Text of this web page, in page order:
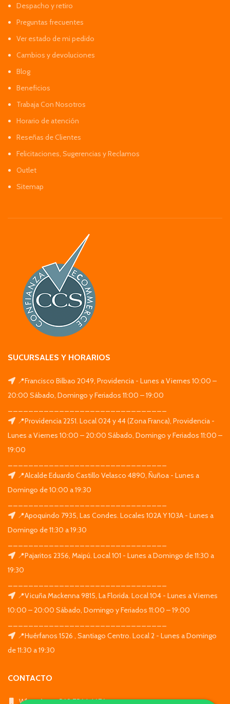
Despacho y retiro
Preguntas frecuentes
Ver estado de mi pedido
Cambios y devoluciones
Blog
Beneficios
Trabaja Con Nosotros
Horario de atención
Reseñas de Clientes
Felicitaciones, Sugerencias y Reclamos
Outlet
Sitemap
SUCURSALES Y HORARIOS
📍Francisco Bilbao 2049, Providencia - Lunes a Viernes 10:00 –
20:00 Sábado, Domingo y Feriados 11:00 – 19:00
📍Providencia 2251. Local 024 y 44 (Zona Franca), Providencia -
Lunes a Viernes 10:00 – 20:00 Sábado, Domingo y Feriados 11:00 –
19:00
📍Alcalde Eduardo Castillo Velasco 4890, Ñuñoa - Lunes a
Domingo de 10:00 a 19:30
📍Apoquindo 7935, Las Condes. Locales 102A Y 103A - Lunes a
Domingo de 11:30 a 19:30
📍Pajaritos 2356, Maipú. Local 101 - Lunes a Domingo de 11:30 a
19:30
📍Vicuña Mackenna 9815, La Florida. Local 104 - Lunes a Viernes
10:00 – 20:00 Sábado, Domingo y Feriados 11:00 – 19:00
📍Huérfanos 1526 , Santiago Centro. Local 2 - Lunes a Domingo
de 11:30 a 19:30
CONTACTO
WhatsApp: +569 7564 4676